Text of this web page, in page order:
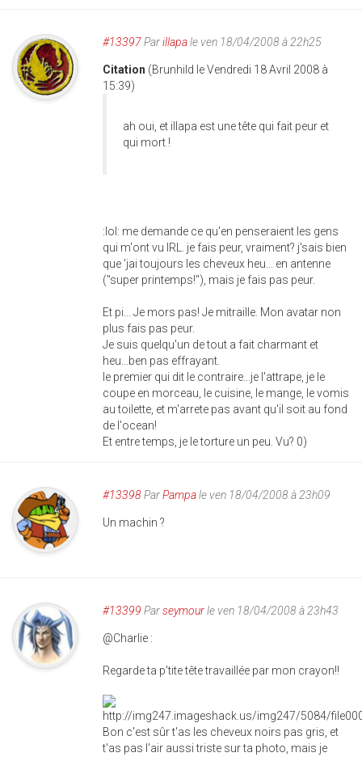
#13397Parillapale ven 18/04/2008 à 22h25
Citation (Brunhild le Vendredi 18 Avril 2008 à
15:39)
ah oui, et illapa est une tête qui fait peur et
qui mort !
:lol: me demande ce qu'en penseraient les gens
qui m'ont vu IRL. je fais peur, vraiment? j'sais bien
que 'jai toujours les cheveux heu... en antenne
("super printemps!"), mais je fais pas peur.
Et pi... Je mors pas! Je mitraille. Mon avatar non
plus fais pas peur.
Je suis quelqu'un de tout a fait charmant et
heu...ben pas effrayant.
le premier qui dit le contraire...je l'attrape, je le
coupe en morceau, le cuisine, le mange, le vomis
au toilette, et m'arrete pas avant qu'il soit au fond
de l'ocean!
Et entre temps, je le torture un peu. Vu? 0)
#13398ParPampale ven 18/04/2008 à 23h09
Un machin ?
#13399 Parseymourle ven 18/04/2008 à 23h43
@Charlie :
Regarde ta p'tite tête travaillée par mon crayon!!
Bon c'est sûr t'as les cheveux noirs pas gris, et
t'as pas l'air aussi triste sur ta photo, mais je